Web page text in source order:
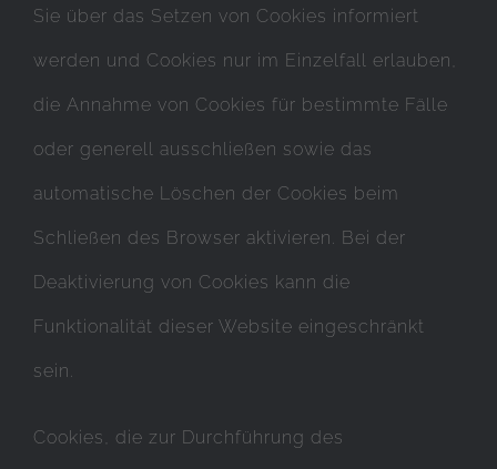
Sie über das Setzen von Cookies informiert
werden und Cookies nur im Einzelfall erlauben,
die Annahme von Cookies für bestimmte Fälle
oder generell ausschließen sowie das
automatische Löschen der Cookies beim
Schließen des Browser aktivieren. Bei der
Deaktivierung von Cookies kann die
Funktionalität dieser Website eingeschränkt
sein.
Cookies, die zur Durchführung des